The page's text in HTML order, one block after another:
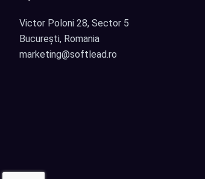
Victor Poloni 28, Sector 5
București, Romania
marketing@softlead.ro